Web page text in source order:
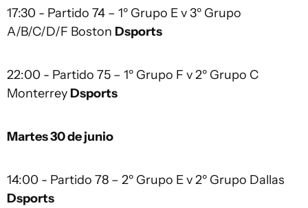
17:30 - Partido 74 – 1º Grupo E v 3º Grupo
A/B/C/D/F Boston Dsports
22:00 - Partido 75 – 1º Grupo F v 2º Grupo C
Monterrey Dsports
Martes 30 de junio
14:00 - Partido 78 – 2º Grupo E v 2º Grupo Dallas
Dsports